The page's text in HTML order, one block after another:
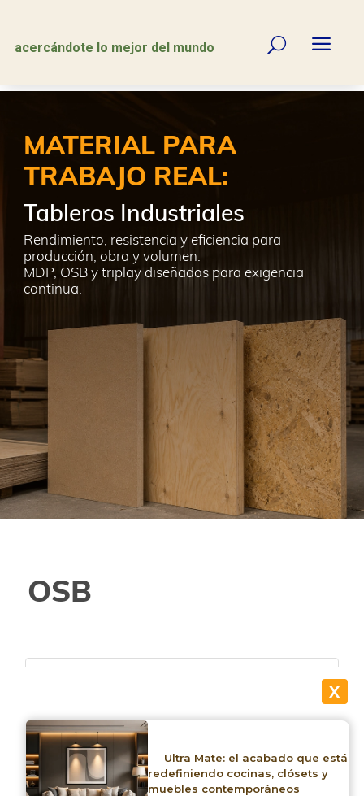
acercándote lo mejor del mundo U a
MATERIAL PARA
TRABAJO REAL:
Tableros Industriales
Rendimiento, resistencia y eficiencia para
producción, obra y volumen.
MDP, OSB y triplay diseñados para exigencia
continua.
OSB
1 productos
Limpiar filtros
X
Ultra Mate: el acabado que está
redefiniendo cocinas, clósets y
muebles contemporáneos